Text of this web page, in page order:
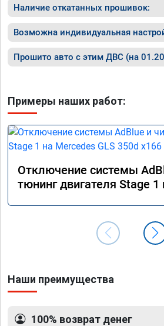
Наличие откатанных прошивок:
Возможна индивидуальная
Прошито авто с этим ДВС (на
Примеры наших работ:
Отключение системы
тюнинг двигателя Stage
Наши преимущества
100% возврат денег